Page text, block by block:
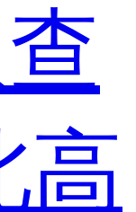
高